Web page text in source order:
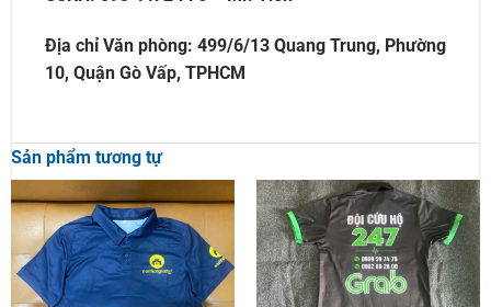
Địa chỉ Văn phòng: 499/6/13 Quang Trung, Phường
10, Quận Gò Vấp, TPHCM
Sản phẩm tương tự